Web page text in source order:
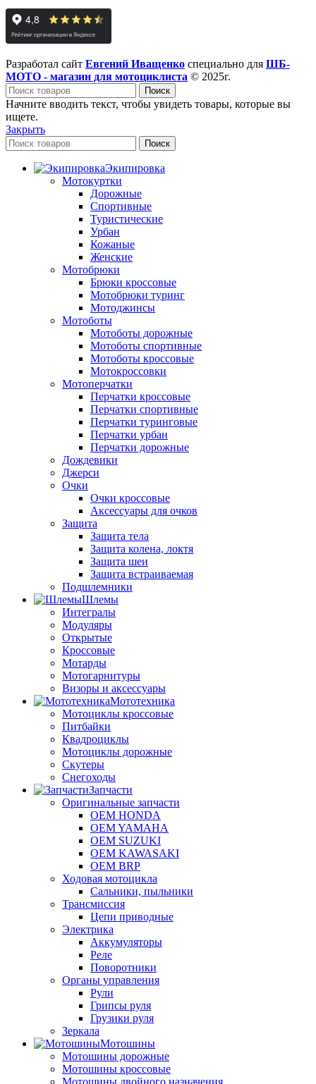
Разработал сайт Евгений Иващенко специально для ШБ-
МОТО - магазин для мотоциклиста © 2025г.
Поиск
Начните вводить текст, чтобы увидеть товары, которые вы
ищете.
Закрыть
Поиск
Экипировка
Мотокуртки
Дорожные
Спортивные
Туристические
Урбан
Кожаные
Женские
Мотобрюки
Брюки кроссовые
Мотобрюки туринг
Мотоджинсы
Мотоботы
Мотоботы дорожные
Мотоботы спортивные
Мотоботы кроссовые
Мотокроссовки
Мотоперчатки
Перчатки кроссовые
Перчатки спортивные
Перчатки туринговые
Перчатки урбан
Перчатки дорожные
Дождевики
Джерси
Очки
Очки кроссовые
Аксессуары для очков
Защита
Защита тела
Защита колена, локтя
Защита шеи
Защита встраиваемая
Подшлемники
Шлемы
Интегралы
Модуляры
Открытые
Кроссовые
Мотарды
Мотогарнитуры
Визоры и аксессуары
Мототехника
Мотоциклы кроссовые
Питбайки
Квадроциклы
Мотоциклы дорожные
Скутеры
Снегоходы
Запчасти
Оригинальные запчасти
OEM HONDA
OEM YAMAHA
OEM SUZUKI
OEM KAWASAKI
OEM BRP
Ходовая мотоцикла
Сальники, пыльники
Трансмиссия
Цепи приводные
Электрика
Аккумуляторы
Реле
Поворотники
Органы управления
Рули
Грипсы руля
Грузики руля
Зеркала
Мотошины
Мотошины дорожные
Мотошины кроссовые
Мотошины двойного назначения